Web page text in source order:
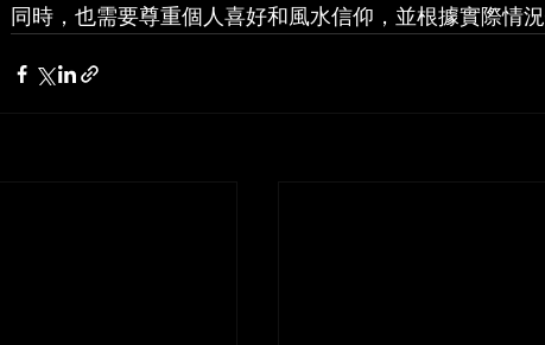
同時，也需要尊重個人喜好和風水信仰，並根據實際情況